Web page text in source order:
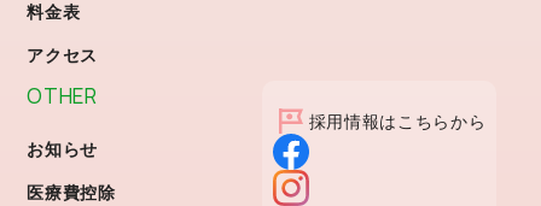
料金表
アクセス
OTHER
お知らせ
医療費控除
採用情報はこちらから